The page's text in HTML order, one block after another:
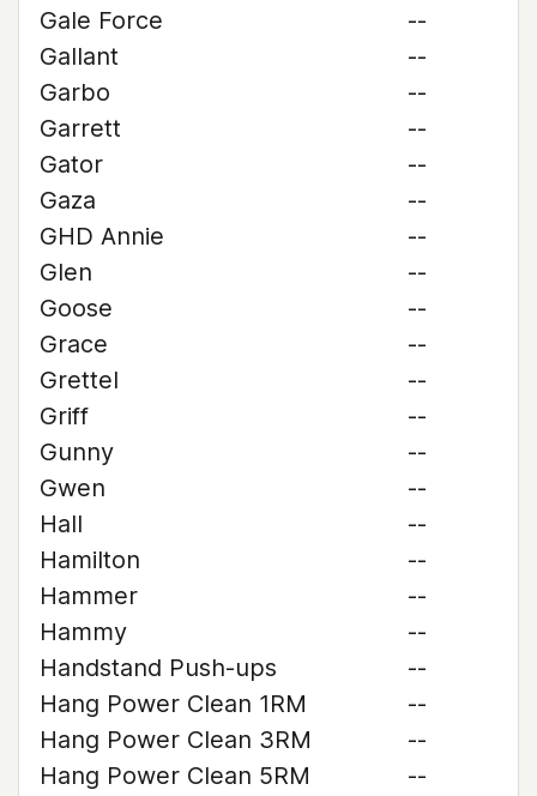
Gale Force
--
Gallant
--
Garbo
--
Garrett
--
Gator
--
Gaza
--
GHD Annie
--
Glen
--
Goose
--
Grace
--
Grettel
--
Griff
--
Gunny
--
Gwen
--
Hall
--
Hamilton
--
Hammer
--
Hammy
--
Handstand Push-ups
--
Hang Power Clean 1RM
--
Hang Power Clean 3RM
--
Hang Power Clean 5RM
--